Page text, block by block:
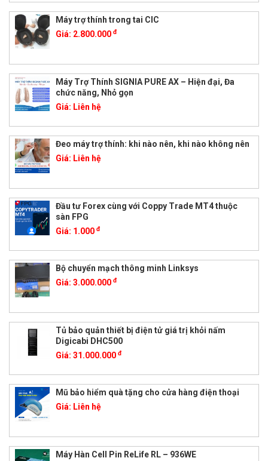
Máy trợ thính trong tai CIC
Giá: 2.800.000 đ
Máy Trợ Thính SIGNIA PURE AX – Hiện đại, Đa
chức năng, Nhỏ gọn
Giá: Liên hệ
Đeo máy trợ thính: khi nào nên, khi nào không nên
Giá: Liên hệ
Đầu tư Forex cùng với Coppy Trade MT4 thuộc
sàn FPG
Giá: 1.000 đ
Bộ chuyển mạch thông minh Linksys
Giá: 3.000.000 đ
Tủ bảo quản thiết bị điện tử giá trị khỏi nấm
Digicabi DHC500
Giá: 31.000.000 đ
Mũ bảo hiểm quà tặng cho cửa hàng điện thoại
Giá: Liên hệ
Máy Hàn Cell Pin ReLife RL – 936WE